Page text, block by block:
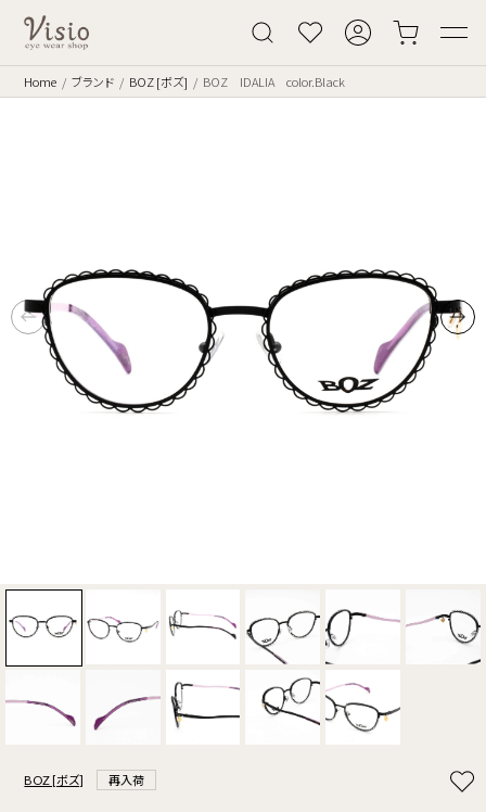
Home ブランド BOZ [ボズ] BOZ IDALIA color.Black
BOZ [ボズ] 再入荷